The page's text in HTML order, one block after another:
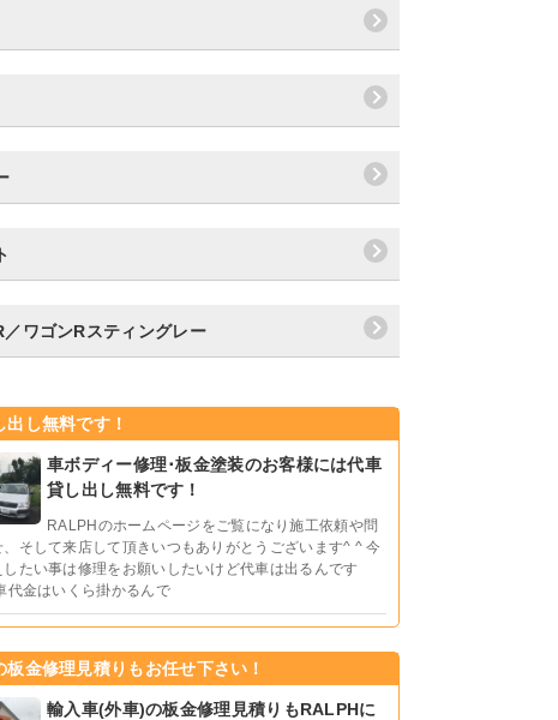
／ワゴンRスティングレー
出し無料です！
車ボディー修理･板金塗装のお客様には代車
貸し出し無料です！
RALPHのホームページをご覧になり施工依頼や問
、そして来店して頂きいつもありがとうございます^ ^ 今
したい事は修理をお願いしたいけど代車は出るんです
代金はいくら掛かるんで
板金修理見積りもお任せ下さい！
輸入車(外車)の板金修理見積りもRALPHに